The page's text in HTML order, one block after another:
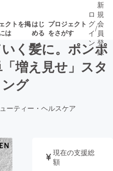
クトを掲
は
はじ
める
プロジェクト
をさがす
ロ募集終了が近いプ
ット
ロ
グ
イ
ン
/
新
規
会
員
登
録
く髪に。ポンポ
増え見せ」スタ
グ
ーティー・ヘルスケア
現在の支援総
額